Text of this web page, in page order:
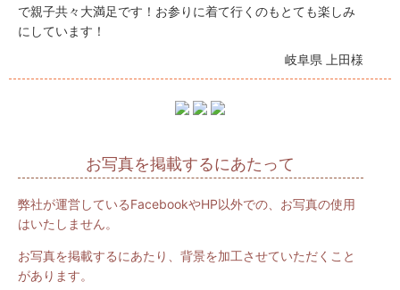
で親子共々大満足です！お参りに着て行くのもとても楽しみ
にしています！
岐阜県 上田様
お写真を掲載するにあたって
弊社が運営しているFacebookやHP以外での、お写真の使用
はいたしません。
お写真を掲載するにあたり、背景を加工させていただくこと
があります。